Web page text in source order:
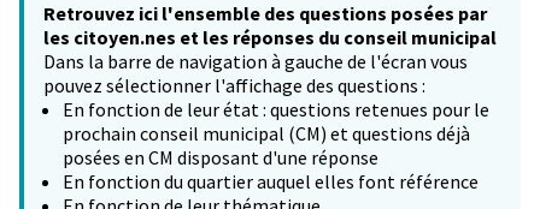
Retrouvez ici l'ensemble des questions posées par
les citoyen.nes et les réponses du conseil municipal
Dans la barre de navigation à gauche de l'écran vous
pouvez sélectionner l'affichage des questions :
En fonction de leur état : questions retenues pour le
prochain conseil municipal (CM) et questions déjà
posées en CM disposant d'une réponse
En fonction du quartier auquel elles font référence